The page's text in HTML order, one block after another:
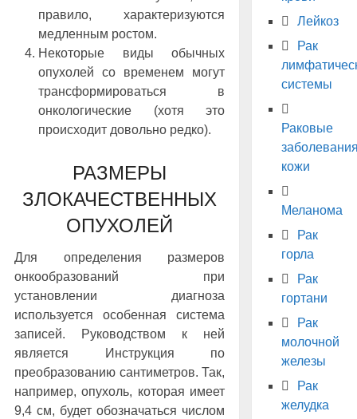
правило, характеризуются
медленным ростом.
Некоторые виды обычных
опухолей со временем могут
трансформироваться в
онкологические (хотя это
происходит довольно редко).
РАЗМЕРЫ
ЗЛОКАЧЕСТВЕННЫХ
ОПУХОЛЕЙ
Для определения размеров
онкообразований при
установлении диагноза
используется особенная система
записей. Руководством к ней
является Инструкция по
преобразованию сантиметров. Так,
например, опухоль, которая имеет
9,4 см, будет обозначаться числом
Лейкоз
Рак
системы
Раковые
кожи
Меланома
Рак
горла
Рак
гортани
Рак
молочной
железы
Рак
желудка